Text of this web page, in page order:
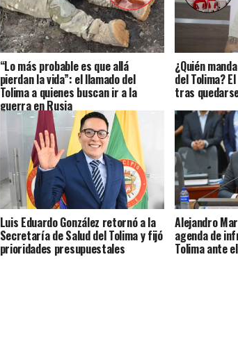
“Lo más probable es que allá
pierdan la vida”: el llamado del
Tolima a quienes buscan ir a la
guerra en Rusia
¿Quién
del Tolima?
tras
Luis Eduardo González retornó a la
Secretaría de Salud del Tolima y fijó
prioridades presupuestales
Alejandro
agenda de
Tolima ante